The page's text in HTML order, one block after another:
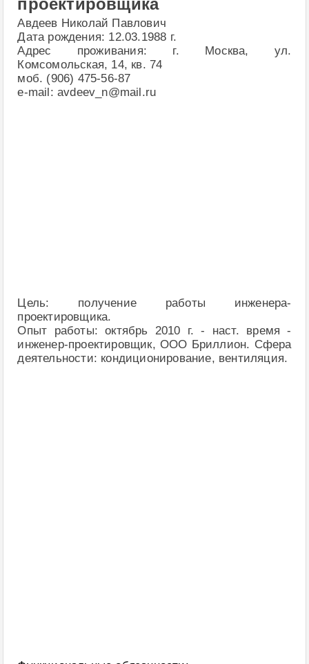
проектировщика
Авдеев Николай Павлович
Дата рождения: 12.03.1988 г.
Адрес проживания: г. Москва, ул.
Комсомольская, 14, кв. 74
моб. (906) 475-56-87
e-mail: avdeev_n@mail.ru
Цель: получение работы инженера-
проектировщика.
Опыт работы: октябрь 2010 г. - наст. время -
инженер-проектировщик, ООО Бриллион. Сфера
деятельности: кондиционирование, вентиляция.